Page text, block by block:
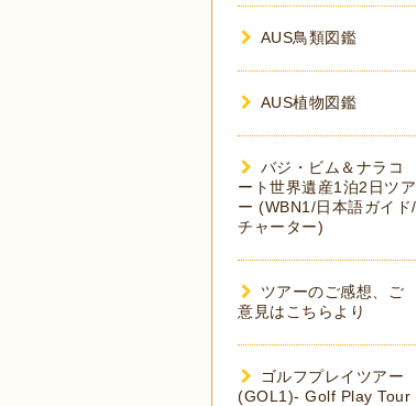
AUS鳥類図鑑
AUS植物図鑑
バジ・ビム＆ナラコ
ート世界遺産1泊2日ツア
ー (WBN1/日本語ガイド/
チャーター)
ツアーのご感想、ご
意見はこちらより
ゴルフプレイツアー
(GOL1)- Golf Play Tour